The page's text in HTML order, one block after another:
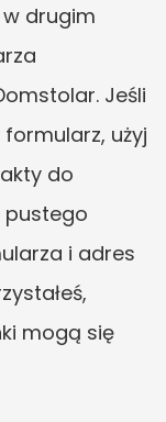
drugim
Jeśli
użyj
do
pustego
i adres
mogą się